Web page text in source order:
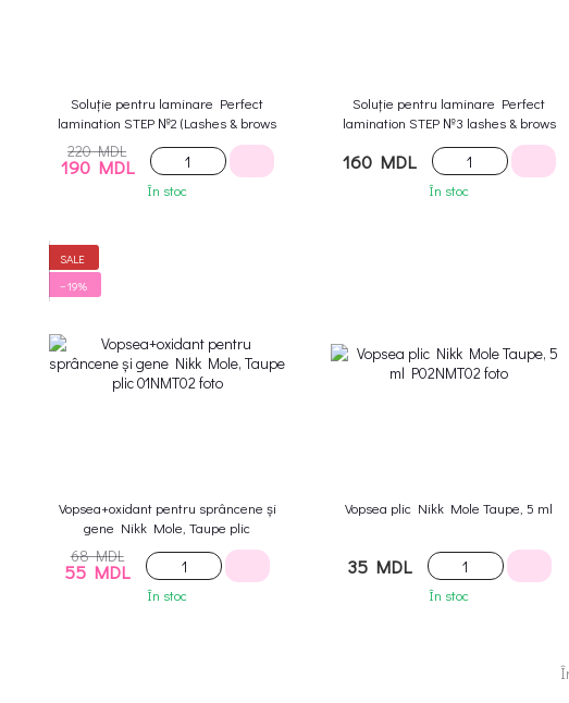
Soluție pentru laminare Perfect
lamination STEP №2 (Lashes & brows
220 MDL
190 MDL
În stoc
Soluție pentru laminare Perfect
lamination STEP №3 lashes & brows
160 MDL
În stoc
SALE
−19%
Vopsea+oxidant pentru sprâncene și
gene Nikk Mole, Taupe plic
68 MDL
55 MDL
În stoc
Vopsea plic Nikk Mole Taupe, 5 ml
35 MDL
În stoc